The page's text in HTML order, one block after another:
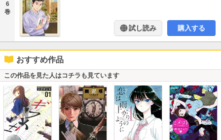
6
巻
試し読み 購入する
おすすめ作品
この作品を見た人はコチラも見ています